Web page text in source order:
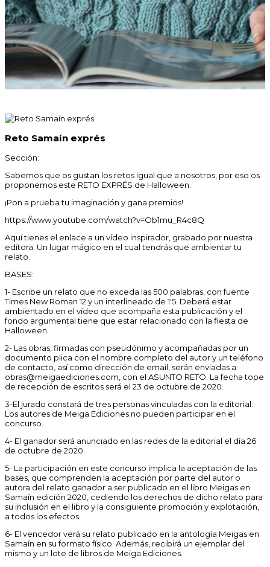
Reto Samaín exprés
Sección:
Sabemos que os gustan los retos igual que a nosotros, por eso os
proponemos este RETO EXPRÉS de Halloween.
¡Pon a prueba tu imaginación y gana premios!
https://www.youtube.com/watch?v=Ob1mu_R4c8Q
Aquí tienes el enlace a un vídeo inspirador, grabado por nuestra
editora. Un lugar mágico en el cual tendrás que ambientar tu
relato.
BASES:
1- Escribe un relato que no exceda las 500 palabras, con fuente
Times New Roman 12 y un interlineado de 1'5. Deberá estar
ambientado en el vídeo que acompaña esta publicación y el
fondo argumental tiene que estar relacionado con la fiesta de
Halloween.
2- Las obras, firmadas con pseudónimo y acompañadas por un
documento plica con el nombre completo del autor y un teléfono
de contacto, así como dirección de email, serán enviadas a:
obras@meigaediciones.com, con el ASUNTO RETO. La fecha tope
de recepción de escritos será el 23 de octubre de 2020.
3-El jurado constará de tres personas vinculadas con la editorial.
Los autores de Meiga Ediciones no pueden participar en el
concurso.
4- El ganador será anunciado en las redes de la editorial el día 26
de octubre de 2020.
5- La participación en este concurso implica la aceptación de las
bases, que comprenden la aceptación por parte del autor o
autora del relato ganador a ser publicado en el libro Meigas en
Samaín edición 2020, cediendo los derechos de dicho relato para
su inclusión en el libro y la consiguiente promoción y explotación,
a todos los efectos.
6- El vencedor verá su relato publicado en la antología Meigas en
Samaín en su formato físico. Además, recibirá un ejemplar del
mismo y un lote de libros de Meiga Ediciones.